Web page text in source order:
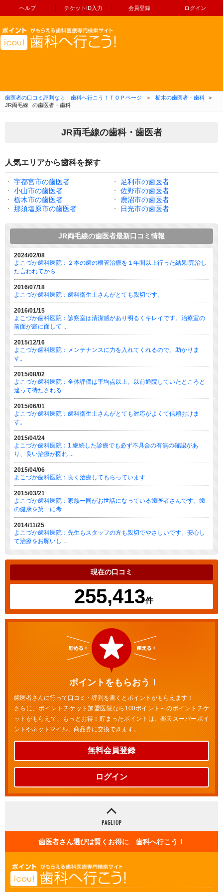
ヘルプ チケットID入力 会員登録 ログイン
コンテンツへ移動
歯医者の口コミ評判なら｜歯科へ行こう！ＴＯＰページ ＞ 栃木の歯医者・歯科
>
JR両毛線
の歯医者・歯科
JR両毛線の歯科・歯医者
人気エリアから歯科を探す
・ 宇都宮市の歯医者 ・
足利市の歯医者
・
小山市の歯医者 ・
佐野市の歯医者
・
栃木市の歯医者 ・
鹿沼市の歯医者
・
那須塩原市の歯医者 ・ 日光市の歯医者
JR両毛線の歯医者最新口コミ情報
2024/02/08
よこづか歯科医院：２本の歯の根管治療を１年間以上行った結果!完治し
た言われてから ...
2016/07/18
よこづか歯科医院：歯科衛生士さんがとても親切です。
2016/01/15
よこづか歯科医院：診察室は清潔感があり明るくキレイです。治療室の
前面が庭に面して ...
2015/12/16
よこづか歯科医院：メンテナンスに力を入れてくれるので、助かりま
す。
2015/08/02
よこづか歯科医院：全体評価は平均点以上。以前通院していたところと
違って待たされる ...
2015/06/01
よこづか歯科医院：歯科衛生士さんがとても対応がよくて信頼おけま
す。
2015/04/24
よこづか歯科医院：1.継続した診療でも必ず不具合の有無の確認があ
り、良い治療が図れ ...
2015/04/06
よこづか歯科医院：良く治療してもらっています
2015/03/21
よこづか歯科医院：家族一同がお世話になっている歯医者さんです。歯
の健康を第一に考 ...
2014/11/25
よこづか歯科医院：先生もスタッフの方も親切でやさしいです。安心し
て治療をお願いし ...
現在の口コミ
255,413件
ポイントをもらおう！
歯医者さんに行って口コミ・評判を書くとポイントがもらえます！
さらに、ポイントチケット加盟医院なら100ポイント～のポイントチケ
ットがもらえて、もっとお得！貯まったポイントは、楽天スーパーポイ
ントやネットマイル、商品券に交換できます。
無料会員登録
ログイン
歯医者さん選びは賢くお得に 歯科へ行こう！